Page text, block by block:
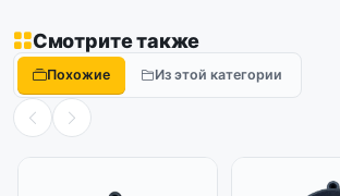
Смотрите также
Похожие Из этой категории